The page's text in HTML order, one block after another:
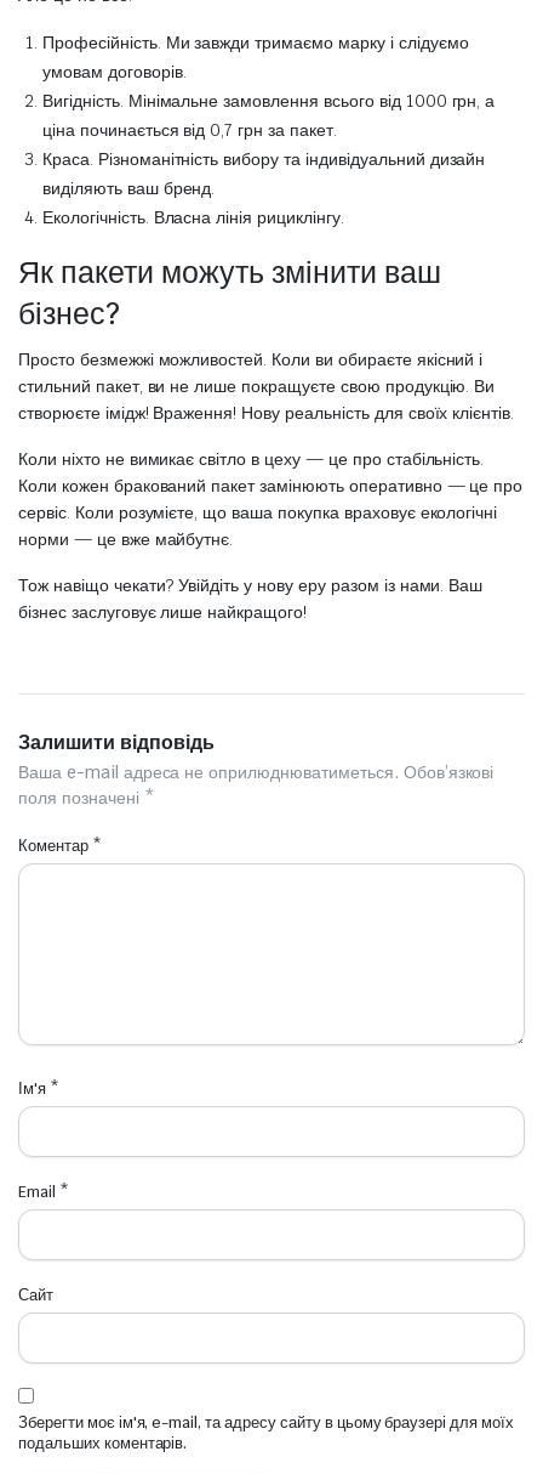
Професійність. Ми завжди тримаємо марку і слідуємо
умовам договорів.
Вигідність. Мінімальне замовлення всього від 1000 грн, а
ціна починається від 0,7 грн за пакет.
Краса. Різноманітність вибору та індивідуальний дизайн
виділяють ваш бренд.
Екологічність. Власна лінія рициклінгу.
Як пакети можуть змінити ваш
бізнес?
Просто безмежжі можливостей. Коли ви обираєте якісний і
стильний пакет, ви не лише покращуєте свою продукцію. Ви
створюєте імідж! Враження! Нову реальність для своїх клієнтів.
Коли ніхто не вимикає світло в цеху — це про стабільність.
Коли кожен бракований пакет замінюють оперативно — це про
сервіс. Коли розумієте, що ваша покупка враховує екологічні
норми — це вже майбутнє.
Тож навіщо чекати? Увійдіть у нову еру разом із нами. Ваш
бізнес заслуговує лише найкращого!
Залишити відповідь
Ваша e-mail адреса не оприлюднюватиметься. Обов’язкові
поля позначені *
Коментар *
Ім'я *
Email *
Сайт
Зберегти моє ім'я, e-mail, та адресу сайту в цьому браузері для моїх
подальших коментарів.